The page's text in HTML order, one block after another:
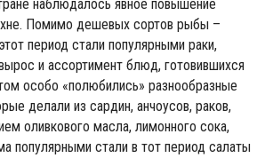
наблюдалось явное повышение
Помимо дешевых сортов рыбы –
период стали популярными раки,
и ассортимент блюд, готовившихся
особо «полюбились» разнообразные
делали из сардин, анчоусов, раков,
оливкового масла, лимонного сока,
популярными стали в тот период салаты